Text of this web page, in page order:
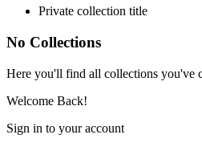
Private collection title
No Collections
Here you'll find all collections you've
Welcome Back!
Sign in to your account